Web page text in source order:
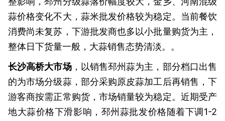
蒜价格变化不大，蒜米批发价格较为稳定。当前餐饮
消费尚未复苏，下游批发商也多以小批量购货为主，
整体日下货量一般，大蒜销售态势清淡。。
长沙高桥大市场，以销售邳州蒜为主，部分档口出售
的为市场分级蒜，部分采购原皮蒜加工后再销售，下
游客商按需正常购货，市场销量较为稳定。近期受产
地大蒜价格下滑影响，邳州蒜批发价格随着下调1-2